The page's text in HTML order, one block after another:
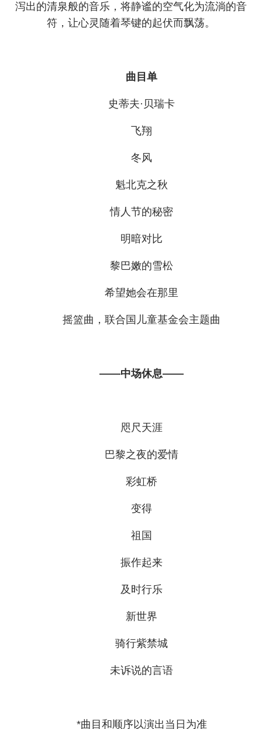
泻出的清泉般的音乐，将静谧的空气化为流淌的音
符，让心灵随着琴键的起伏而飘荡。
曲目单
史蒂夫·贝瑞卡
飞翔
冬风
魁北克之秋
情人节的秘密
明暗对比
黎巴嫩的雪松
希望她会在那里
摇篮曲，联合国儿童基金会主题曲
——中场休息——
咫尺天涯
巴黎之夜的爱情
彩虹桥
变得
祖国
振作起来
及时行乐
新世界
骑行紫禁城
未诉说的言语
*曲目和顺序以演出当日为准